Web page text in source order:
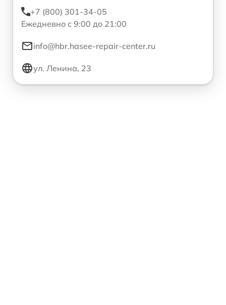
+7 (800) 301-34-05
Ежедневно с 9:00 до 21:00
info@hbr.hasee-repair-center.ru
ул. Ленина, 23